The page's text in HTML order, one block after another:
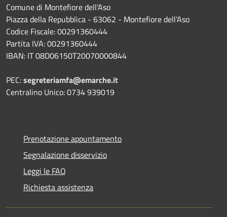
Comune di Montefiore dell'Aso
Piazza della Repubblica - 63062 - Montefiore dell'Aso
Codice Fiscale: 00291360444
Partita IVA: 00291360444
IBAN: IT 08D06150T20070000844
PEC:segreteriamfa@emarche.it
Centralino Unico: 0734 939019
Prenotazione appuntamento
Segnalazione disservizio
Leggi le FAQ
Richiesta assistenza